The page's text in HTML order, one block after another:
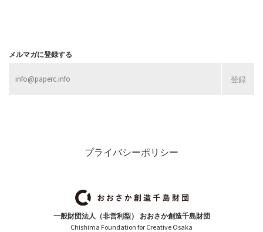
メルマガに登録する
プライバシーポリシー
一般財団法人（非営利型） おおさか創造千島財団
Chishima Foundation for Creative Osaka